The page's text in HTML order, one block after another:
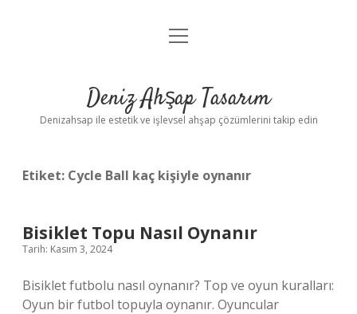
Anasayfa
Yasal Uyarı
menüyü
Deniz Ahşap Tasarım
Denizahsap ile estetik ve işlevsel ahşap çözümlerini takip edin
Etiket: Cycle Ball kaç kişiyle oynanır
Bisiklet Topu Nasıl Oynanır
Tarih: Kasım 3, 2024
Bisiklet futbolu nasıl oynanır? Top ve oyun kuralları:
Oyun bir futbol topuyla oynanır. Oyuncular